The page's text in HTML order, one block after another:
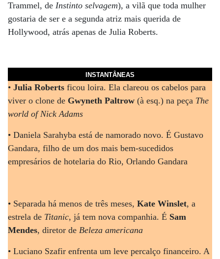
Trammel, de Instinto selvagem), a vilã que toda mulher
gostaria de ser e a segunda atriz mais querida de
Hollywood, atrás apenas de Julia Roberts.
INSTANTÂNEAS
• Julia Roberts ficou loira. Ela clareou os cabelos para
viver o clone de Gwyneth Paltrow (à esq.) na peça The
world of Nick Adams
• Daniela Sarahyba está de namorado novo. É Gustavo
Gandara, filho de um dos mais bem-sucedidos
empresários de hotelaria do Rio, Orlando Gandara
• Separada há menos de três meses, Kate Winslet, a
estrela de Titanic, já tem nova companhia. É Sam
Mendes, diretor de Beleza americana
• Luciano Szafir enfrenta um leve percalço financeiro. A